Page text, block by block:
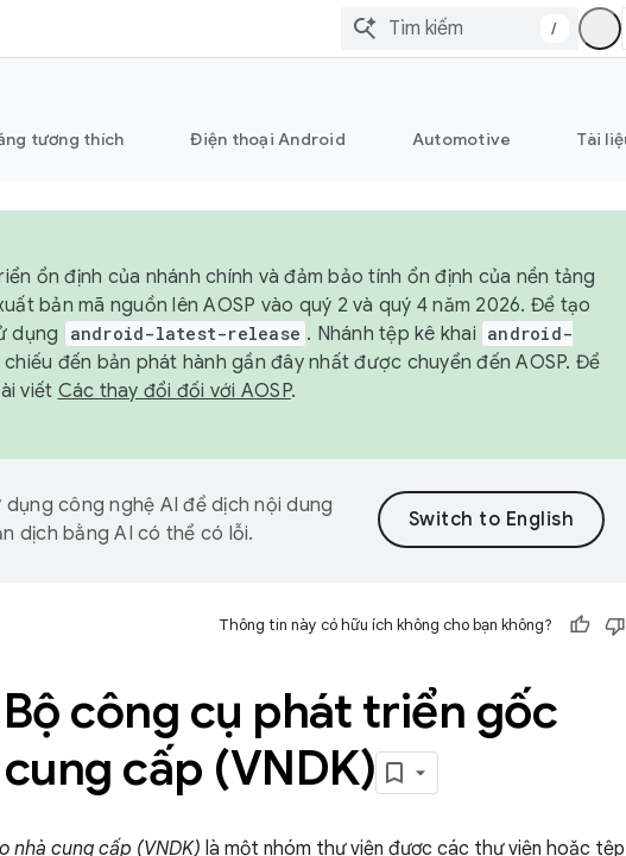
/
tương thích Điện thoại Android Automotive Tài
ổn định của nhánh chính và đảm bảo tính ổn định của nền tảng
bản mã nguồn lên AOSP vào quý 2 và quý 4 năm 2026. Để tạo
dụng
android-latest-release . Nhánh tệp kê khai android-
đến bản phát hành gần đây nhất được chuyển đến AOSP. Để
viết Các thay đổi đối với AOSP.
công nghệ AI để dịch nội dung
dịch bằng AI có thể có lỗi.
Thông tin này có hữu ích không cho bạn không?
công cụ phát triển gốc
cấp (VNDK)
nhà cung cấp (VNDK) là một nhóm thư viện được các thư viện hoặc tệp